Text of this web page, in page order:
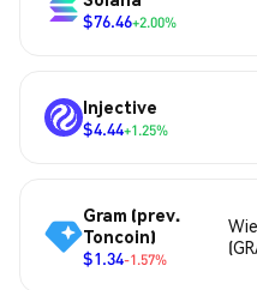
$76.46+2.00%
Injective
$4.44+1.25%
Gram (prev.
Toncoin)
$1.34-1.57%